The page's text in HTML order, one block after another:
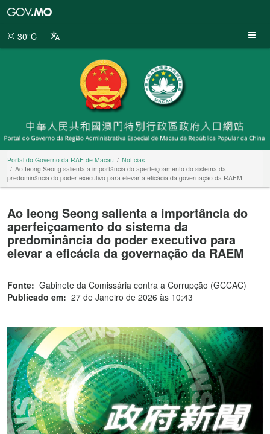
da
30°C
Portal do Governo da RAE de Macau
Notícias
Ao Ieong Seong salienta a importância do aperfeiçoamento do sistema da
predominância do poder executivo para elevar a eficácia da governação da RAEM
Ao Ieong Seong salienta a importância do
aperfeiçoamento do sistema da
predominância do poder executivo para
elevar a eficácia da governação da RAEM
Fonte: Gabinete da Comissária contra a Corrupção (GCCAC)
Publicado em: 27 de Janeiro de 2026 às 10:43